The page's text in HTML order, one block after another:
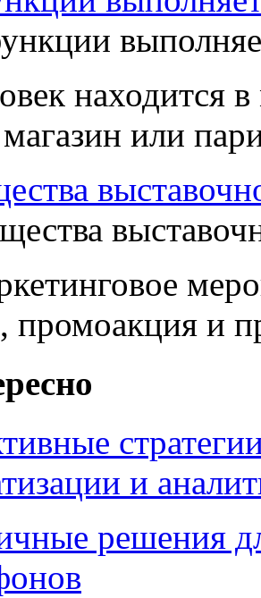
находится
или
промоакция и
и
решения